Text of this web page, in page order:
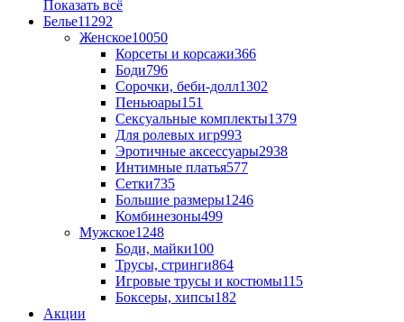
Показать всё
Белье11292
Женское10050
Корсеты и корсажи366
Боди796
Сорочки, беби-долл1302
Пеньюары151
Сексуальные комплекты1379
Для ролевых игр993
Эротичные аксессуары2938
Интимные платья577
Сетки735
Большие размеры1246
Комбинезоны499
Мужское1248
Боди, майки100
Трусы, стринги864
Игровые трусы и костюмы115
Боксеры, хипсы182
Акции